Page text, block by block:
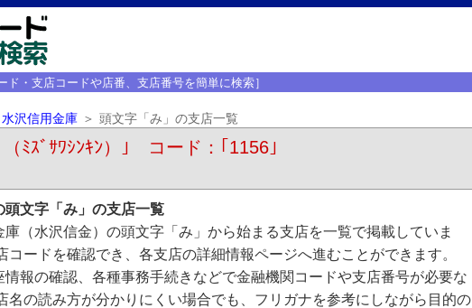
ド・支店コードや店番、支店番号を簡単に検索］
水沢信用金庫 頭文字「み」の支店一覧
ﾐｽﾞｻﾜｼﾝｷﾝ）｣ コード：｢1156｣
文字「み」の支店一覧
（水沢信金）の頭文字「み」から始まる支店を一覧で掲載していま
ードを確認でき、各支店の詳細情報ページへ進むことができます。
報の確認、各種事務手続きなどで金融機関コードや支店番号が必要な
名の読み方が分かりにくい場合でも、フリガナを参考にしながら目的の